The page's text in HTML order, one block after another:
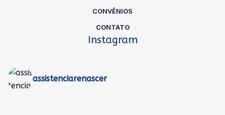
CONVÊNIOS
CONTATO
Instagram
assistenciarenascer